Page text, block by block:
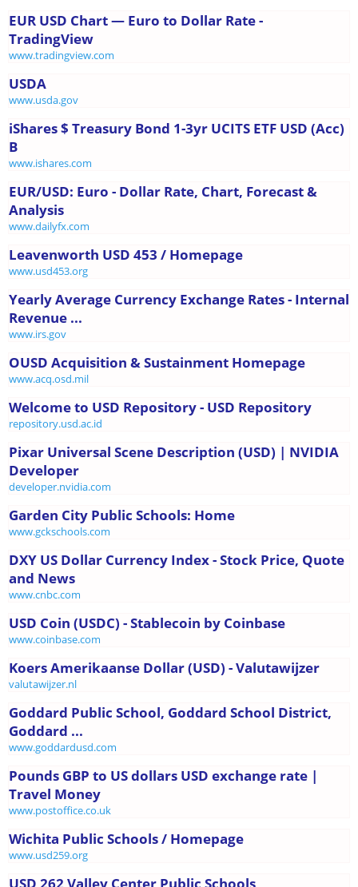
EUR USD Chart — Euro to Dollar Rate -
TradingView
www.tradingview.com
USDA
www.usda.gov
iShares $ Treasury Bond 1-3yr UCITS ETF USD (Acc)
B
www.ishares.com
EUR/USD: Euro - Dollar Rate, Chart, Forecast &
Analysis
www.dailyfx.com
Leavenworth USD 453 / Homepage
www.usd453.org
Yearly Average Currency Exchange Rates - Internal
Revenue ...
www.irs.gov
OUSD Acquisition & Sustainment Homepage
www.acq.osd.mil
Welcome to USD Repository - USD Repository
repository.usd.ac.id
Pixar Universal Scene Description (USD) | NVIDIA
Developer
developer.nvidia.com
Garden City Public Schools: Home
www.gckschools.com
DXY US Dollar Currency Index - Stock Price, Quote
and News
www.cnbc.com
USD Coin (USDC) - Stablecoin by Coinbase
www.coinbase.com
Koers Amerikaanse Dollar (USD) - Valutawijzer
valutawijzer.nl
Goddard Public School, Goddard School District,
Goddard ...
www.goddardusd.com
Pounds GBP to US dollars USD exchange rate |
Travel Money
www.postoffice.co.uk
Wichita Public Schools / Homepage
www.usd259.org
USD 262 Valley Center Public Schools